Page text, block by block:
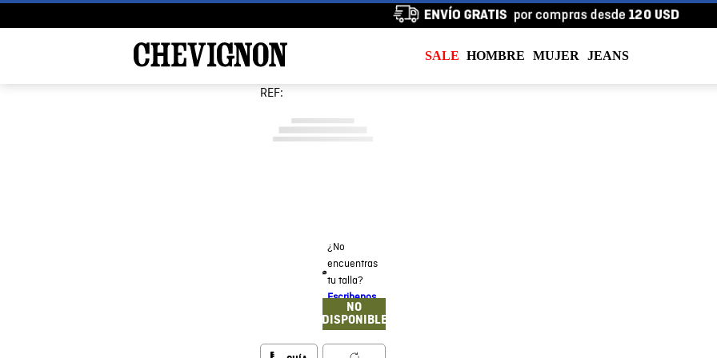
SALE HOMBRE MUJER JEANS
REF:
¿No
encuentras
tu talla?
Escribenos
NO
DISPONIBLE